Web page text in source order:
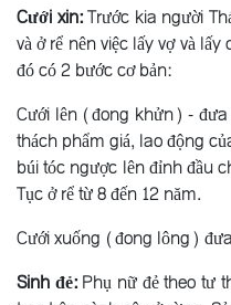
Cưới xin:Trước kia người
và ở rể nên việc lấy vợ và
đó có 2 bước cơ bản:
Cưới lên (đong khửn) -
thách phẩm giá, lao động
búi tóc ngược lên đỉnh đầu
Tục ở rể từ 8 đến 12 năm.
Cưới xuống (đong lông)
Sinh đẻ:Phụ nữ đẻ theo tư